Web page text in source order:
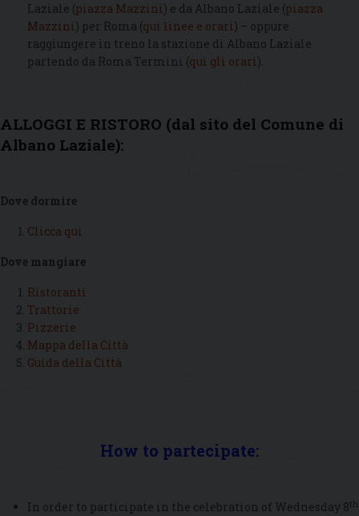
Laziale (piazza Mazzini) e da Albano Laziale (piazza
Mazzini) per Roma (qui linee e orari) – oppure
raggiungere in treno la stazione di Albano Laziale
partendo da Roma Termini (qui gli orari).
ALLOGGI E RISTORO (dal sito del Comune di
Albano Laziale):
Dove dormire
Clicca qui
Dove mangiare
Ristoranti
Trattorie
Pizzerie
Mappa della Città
Guida della Città
How to partecipate:
In order to participate in the celebration of Wednesday 8th